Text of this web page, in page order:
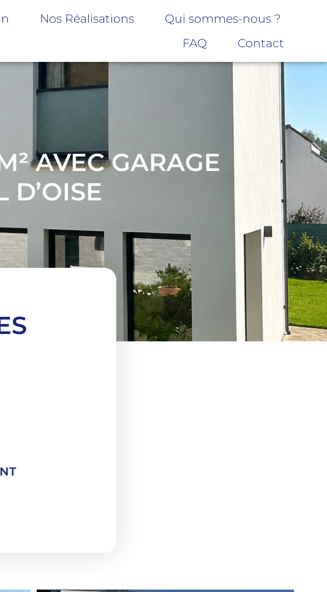
Nos Réalisations
Qui sommes-nous ?
FAQ
Contact
AVEC GARAGE
D’OISE